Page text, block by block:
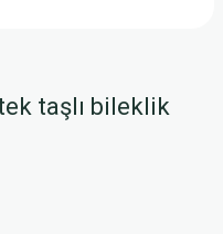
taşlı bileklik